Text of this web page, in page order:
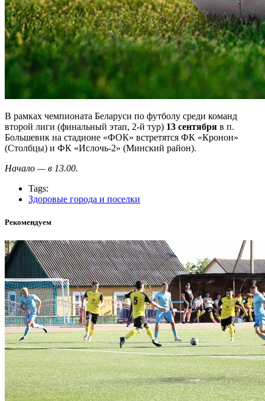
В рамках чемпионата Беларуси по футболу среди команд
второй лиги (финальный этап, 2-й тур) 13 сентября в п.
Большевик на стадионе «ФОК» встретятся ФК «Кронон»
(Столбцы) и ФК «Ислочь-2» (Минский район).
Начало — в 13.00.
Tags:
Здоровые города и поселки
Рекомендуем